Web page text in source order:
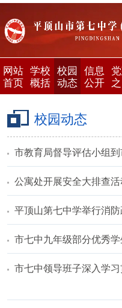
网站
首页
学校
概括
校园
动态
信息
公开
校园动态
市教育局督导评估小组
公寓处开展安全大排查
平顶山第七中学举行消
市七中九年级部分优秀
市七中领导班子深入学